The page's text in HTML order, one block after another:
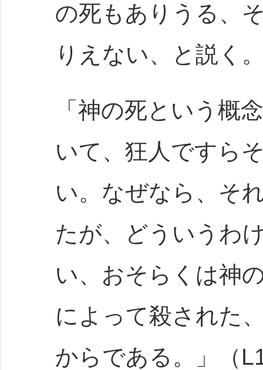
の死もありうる、
りえない、と説く
「神の死という概
いて、狂人ですら
い。なぜなら、そ
たが、どういうわ
い、おそらくは神
によって殺された
からである。」（